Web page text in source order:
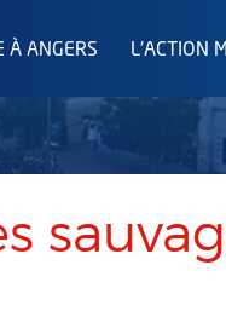
À ANGERS L'ACTION